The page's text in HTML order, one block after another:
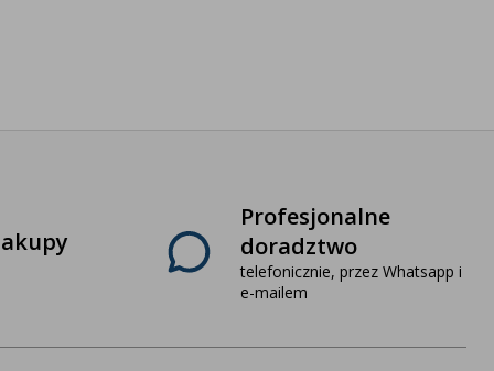
Profesjonalne
doradztwo
telefonicznie, przez Whatsapp i
e-mailem